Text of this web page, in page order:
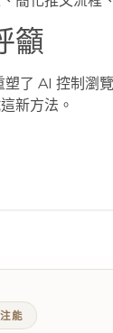
籲
了 AI 控制瀏
新方法。
能